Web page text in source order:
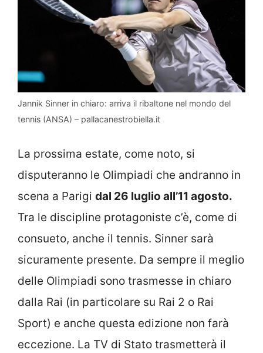
Jannik Sinner in chiaro: arriva il ribaltone nel mondo del
tennis (ANSA) – pallacanestrobiella.it
La prossima estate, come noto, si
disputeranno le Olimpiadi che andranno in
scena a Parigi dal 26 luglio all’11 agosto.
Tra le discipline protagoniste c’è, come di
consueto, anche il tennis. Sinner sarà
sicuramente presente. Da sempre il meglio
delle Olimpiadi sono trasmesse in chiaro
dalla Rai (in particolare su Rai 2 o Rai
Sport) e anche questa edizione non farà
eccezione. La TV di Stato trasmetterà il